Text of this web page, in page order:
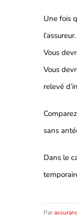
Une fois
l’assureur.
Vous
Vous
relevé
sans
Dans le
Par